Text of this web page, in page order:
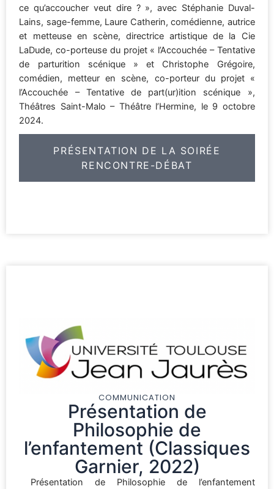
ce qu’accoucher veut dire ? », avec Stéphanie Duval-
Lains, sage-femme, Laure Catherin, comédienne, autrice
et metteuse en scène, directrice artistique de la Cie
LaDude, co-porteuse du projet « l’Accouchée – Tentative
de parturition scénique » et Christophe Grégoire,
comédien, metteur en scène, co-porteur du projet «
l’Accouchée – Tentative de part(ur)ition scénique »,
Théâtres Saint-Malo – Théâtre l’Hermine, le 9 octobre
2024.
PRÉSENTATION DE LA SOIRÉE
RENCONTRE-DÉBAT
COMMUNICATION
Présentation de
Philosophie de
l’enfantement (Classiques
Garnier, 2022)
Présentation de Philosophie de l’enfantement